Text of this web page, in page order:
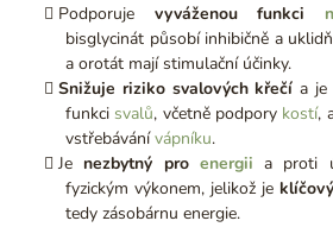
Podporuje vyváženou funkci
bisglycinát působí inhibičně a
a orotát mají stimulační účinky.
Snižuje riziko svalových křečí a je
funkci svalů, včetně podpory kostí,
vstřebávánívápníku.
Je nezbytný pro energii a proti
fyzickým výkonem, jelikož je
tedy zásobárnu energie.